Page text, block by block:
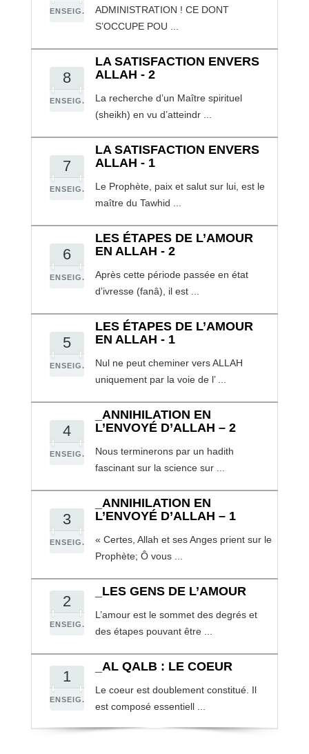
ENSEIG.
ADMINISTRATION ! CE DONT
S’OCCUPE POU ...
8
ENSEIG.
LA SATISFACTION ENVERS
ALLAH - 2
La recherche d’un Maître spirituel
(sheikh) en vu d’atteindr ...
7
ENSEIG.
LA SATISFACTION ENVERS
ALLAH - 1
Le Prophète, paix et salut sur lui, est le
maître du Tawhid ...
6
ENSEIG.
LES ÉTAPES DE L’AMOUR
EN ALLAH - 2
Après cette période passée en état
d’ivresse (fanâ), il est ...
5
ENSEIG.
LES ÉTAPES DE L’AMOUR
EN ALLAH - 1
Nul ne peut cheminer vers ALLAH
uniquement par la voie de l’ ...
4
ENSEIG.
_ANNIHILATION EN
L’ENVOYÉ D’ALLAH – 2
Nous terminerons par un hadith
fascinant sur la science sur ...
3
ENSEIG.
_ANNIHILATION EN
L’ENVOYÉ D’ALLAH – 1
« Certes, Allah et ses Anges prient sur le
Prophète; Ô vous ...
2
ENSEIG.
_LES GENS DE L’AMOUR
L’amour est le sommet des degrés et
des étapes pouvant être ...
1
ENSEIG.
_AL QALB : LE COEUR
Le coeur est doublement constitué. Il
est composé essentiell ...